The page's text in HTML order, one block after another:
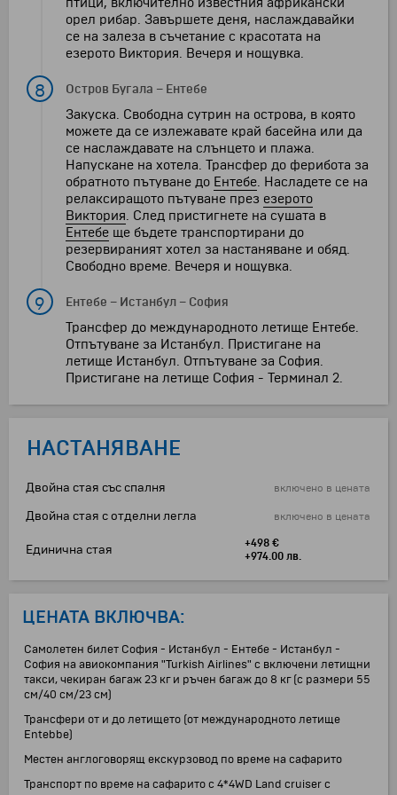
орел рибар. Завършете деня, наслаждавайки
се на залеза в съчетание с красотата на
езерото Виктория. Вечеря и нощувка.
8 Остров Бугала – Ентебе
Закуска. Свободна сутрин на острова, в която
можете да се излежавате край басейна или да
се наслаждавате на слънцето и плажа.
Напускане на хотела. Трансфер до ферибота за
обратното пътуване до Ентебе. Насладете се на
релаксиращото пътуване през езерото
Виктория. След пристигнете на сушата в
Ентебе ще бъдете транспортирани до
резервираният хотел за настаняване и обяд.
Свободно време. Вечеря и нощувка.
9 Ентебе – Истанбул – София
Трансфер до международното летище Ентебе.
Отпътуване за Истанбул. Пристигане на
летище Истанбул. Отпътуване за София.
Пристигане на летище София - Терминал 2.
НАСТАНЯВАНЕ
Двойна стая със спалня включено в цената
Двойна стая с отделни легла включено в цената
Единична стая
+498 €
+974.00 лв.
ЦЕНАТА ВКЛЮЧВА:
Самолетен билет София - Истанбул - Ентебе - Истанбул -
София на авиокомпания "Turkish Airlines" с включени летищни
такси, чекиран багаж 23 кг и ръчен багаж до 8 кг (с размери 55
см/40 см/23 см)
Трансфери от и до летището (от международното летище
Entebbe)
Местен англоговорящ екскурзовод по време на сафарито
Транспорт по време на сафарито с 4*4WD Land cruiser с